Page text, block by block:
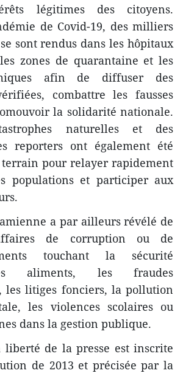
légitimes des citoyens.
de Covid-19, des milliers
sont rendus dans les hôpitaux
zones de quarantaine et les
afin de diffuser des
combattre les fausses
la solidarité nationale.
naturelles et des
reporters ont également été
pour relayer rapidement
populations et participer aux
a par ailleurs révélé de
de corruption ou de
touchant la sécurité
aliments, les fraudes
les litiges fonciers, la pollution
les violences scolaires ou
dans la gestion publique.
de la presse est inscrite
de 2013 et précisée par la